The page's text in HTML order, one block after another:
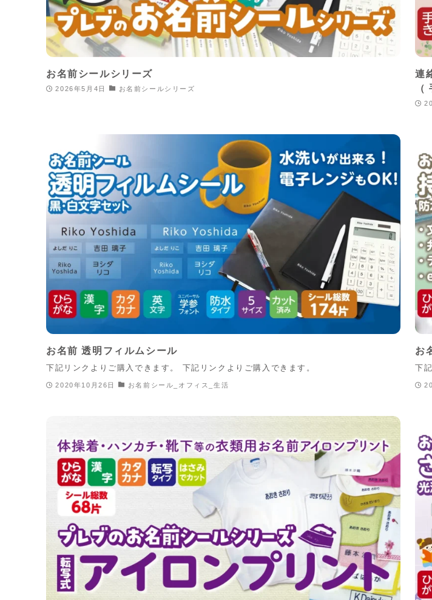
お名前シールシリーズ
2026年5月4日 お名前シールシリーズ
連
（
お名前 透明フィルムシール
下記リンクよりご購入できます。 下記リンクよりご購入できます。
2020年10月26日 お名前シール_オフィス_生活
お
下